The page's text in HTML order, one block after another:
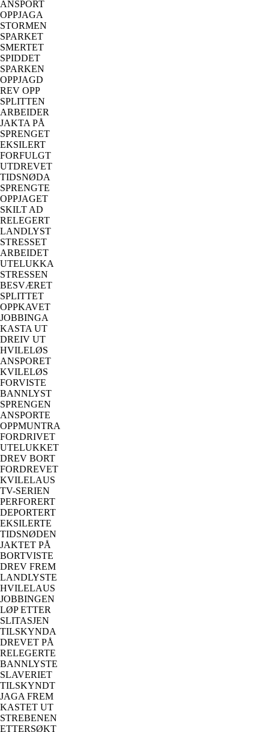
ANSPORT
OPPJAGA
STORMEN
SPARKET
SMERTET
SPIDDET
SPARKEN
OPPJAGD
REV OPP
SPLITTEN
ARBEIDER
JAKTA PÅ
SPRENGET
EKSILERT
FORFULGT
UTDREVET
TIDSNØDA
SPRENGTE
OPPJAGET
SKILT AD
RELEGERT
LANDLYST
STRESSET
ARBEIDET
UTELUKKA
STRESSEN
BESVÆRET
SPLITTET
OPPKAVET
JOBBINGA
KASTA UT
DREIV UT
HVILELØS
ANSPORET
KVILELØS
FORVISTE
BANNLYST
SPRENGEN
ANSPORTE
OPPMUNTRA
FORDRIVET
UTELUKKET
DREV BORT
FORDREVET
KVILELAUS
TV-SERIEN
PERFORERT
DEPORTERT
EKSILERTE
TIDSNØDEN
JAKTET PÅ
BORTVISTE
DREV FREM
LANDLYSTE
HVILELAUS
JOBBINGEN
LØP ETTER
SLITASJEN
TILSKYNDA
DREVET PÅ
RELEGERTE
BANNLYSTE
SLAVERIET
TILSKYNDT
JAGA FREM
KASTET UT
STREBENEN
ETTERSØKT